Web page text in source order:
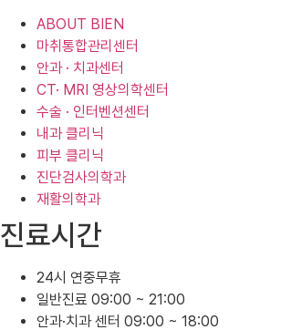
ABOUT BIEN
마취통합관리센터
안과 · 치과센터
CT· MRI 영상의학센터
수술 · 인터벤션센터
내과 클리닉
피부 클리닉
진단검사의학과
재활의학과
진료시간
24시 연중무휴
일반진료 09:00 ~ 21:00
안과·치과 센터 09:00 ~ 18:00